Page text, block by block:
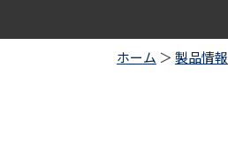
ホーム ＞製品情報